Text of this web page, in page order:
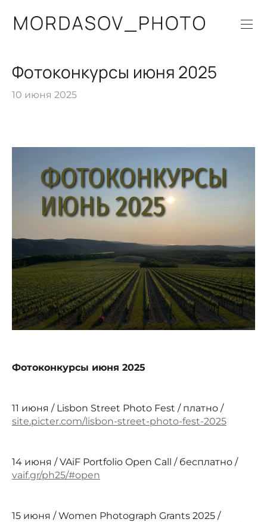
Фотоконкурсы июня 2025
10 июня 2025
Фотоконкурсы июня 2025
11 июня / Lisbon Street Photo Fest / платно /
site.picter.com/lisbon-street-photo-fest-2025
14 июня / VAiF Portfolio Open Call / бесплатно /
vaif.gr/ph25/#open
15 июня / Women Photograph Grants 2025 /